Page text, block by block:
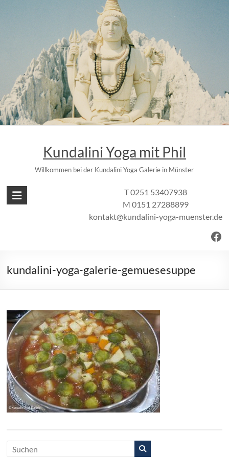
Kundalini Yoga mit Phil
Willkommen bei der Kundalini Yoga Galerie in Münster
T 0251 53407938
M 0151 27288899
kontakt@kundalini-yoga-muenster.de
kundalini-yoga-galerie-gemuesesuppe